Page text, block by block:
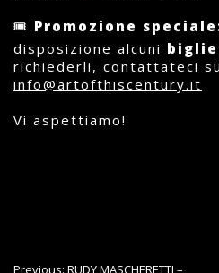
🎟 Promozione
disposizione alcuni
richiederli, contattateci
info@artofthiscentury.it
Vi aspettiamo!
Navigazione
Previous: RUDY MASCHERETTI –